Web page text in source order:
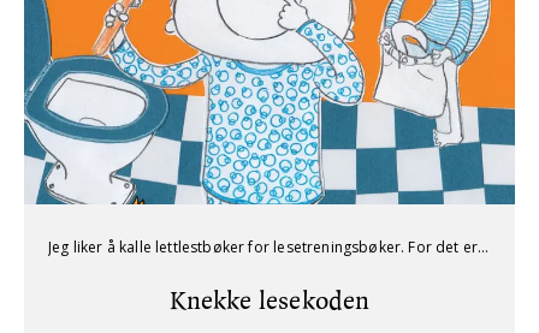
Jeg liker å kalle lettlestbøker for lesetreningsbøker. For det er ikke nødvendigvis lett å lære å lese!
Knekke lesekoden